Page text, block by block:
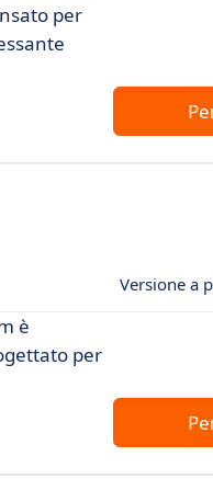
per
Versione a
è
per